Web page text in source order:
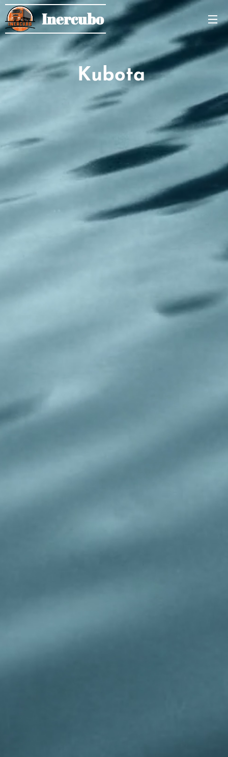
Inercubo
Kubota